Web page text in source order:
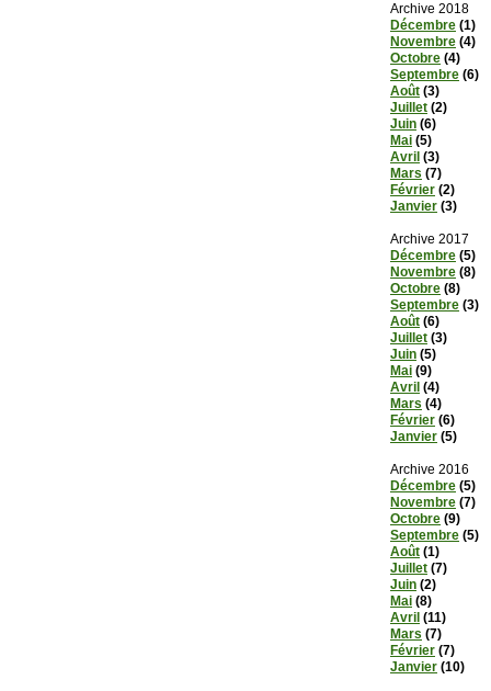
Archive 2018
Décembre (1)
Novembre (4)
Octobre (4)
Septembre (6)
Août (3)
Juillet (2)
Juin (6)
Mai (5)
Avril (3)
Mars (7)
Février (2)
Janvier (3)
Archive 2017
Décembre (5)
Novembre (8)
Octobre (8)
Septembre (3)
Août (6)
Juillet (3)
Juin (5)
Mai (9)
Avril (4)
Mars (4)
Février (6)
Janvier (5)
Archive 2016
Décembre (5)
Novembre (7)
Octobre (9)
Septembre (5)
Août (1)
Juillet (7)
Juin (2)
Mai (8)
Avril (11)
Mars (7)
Février (7)
Janvier (10)